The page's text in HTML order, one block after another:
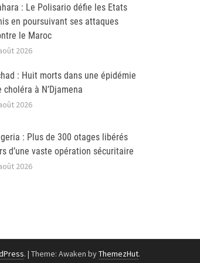
: Le Polisario défie les Etats
en poursuivant ses attaques
le Maroc
2026
: Huit morts dans une épidémie
choléra à N’Djamena
2026
: Plus de 300 otages libérés
d’une vaste opération sécuritaire
2026
. | Theme: Awaken byThemezHut.